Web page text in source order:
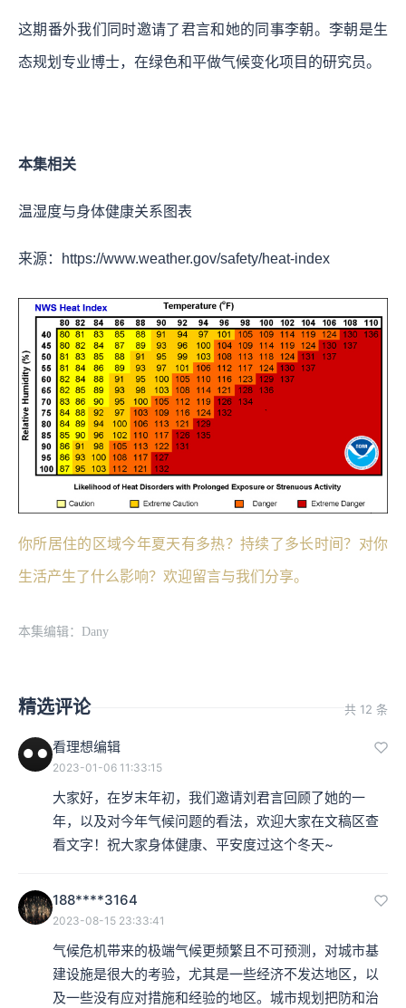
这期番外我们同时邀请了君言和她的同事李朝。李朝是生
态规划专业博士，在绿色和平做气候变化项目的研究员。
本集相关
温湿度与身体健康关系图表
来源：https://www.weather.gov/safety/heat-index
你所居住的区域今年夏天有多热？持续了多长时间？对你
生活产生了什么影响？欢迎留言与我们分享。
本集编辑：Dany
精选评论 共 12 条
看理想编辑
2023-01-06 11:33:15
大家好，在岁末年初，我们邀请刘君言回顾了她的一
年，以及对今年气候问题的看法，欢迎大家在文稿区查
看文字！祝大家身体健康、平安度过这个冬天~
188****3164
2023-08-15 23:33:41
气候危机带来的极端气候更频繁且不可预测，对城市基
建设施是很大的考验，尤其是一些经济不发达地区，以
及一些没有应对措施和经验的地区。城市规划把防和治